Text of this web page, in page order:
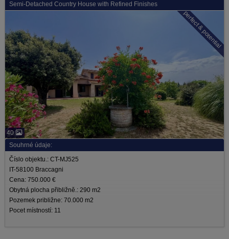
Semi-Detached Country House with Refined Finishes
40
perfect & potential
Souhrné údaje:
Číslo objektu.: CT-MJ525
IT-58100 Braccagni
Cena: 750.000 €
Obytná plocha přibližně.: 290 m2
Pozemek približne: 70.000 m2
Pocet místností: 11